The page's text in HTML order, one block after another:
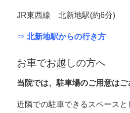
JR東西線 北新地駅(約6分)
⇒ 北新地駅からの行き方
お車でお越しの方へ
当院では、駐車場のご用意はご
近隣での駐車できるスペースと